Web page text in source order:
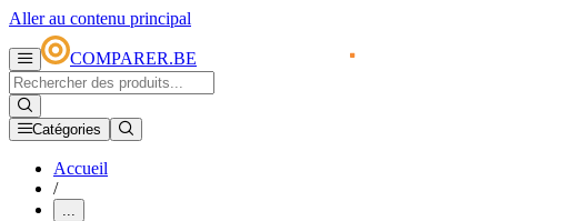
Aller au contenu principal
COMPARER.BE
Catégories
Accueil
/
...